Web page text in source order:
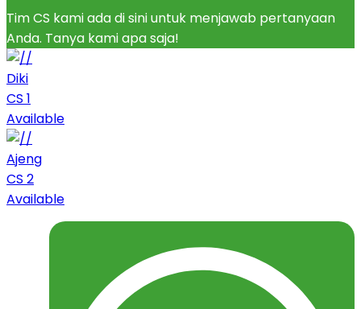
Tim CS kami ada di sini untuk menjawab pertanyaan
Anda. Tanya kami apa saja!
Diki
CS 1
Available
Ajeng
CS 2
Available